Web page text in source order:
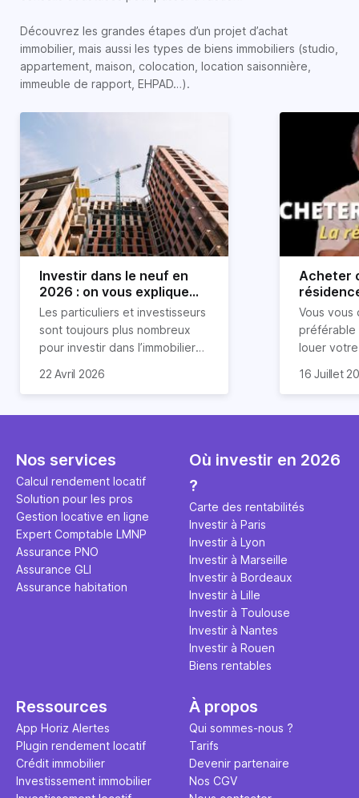
Découvrez les grandes étapes d’un projet d’achat
immobilier, mais aussi les types de biens immobiliers (studio,
appartement, maison, colocation, location saisonnière,
immeuble de rapport, EHPAD…).
Investir dans le neuf en
2026 : on vous explique
tout !
Les particuliers et investisseurs
sont toujours plus nombreux
pour investir dans l’immobilier
nombreux avantages à choisir
expliquons tout dans cet
22 Avril 2026
Acheter
règle
révélée
Vous vous
préférable
louer
expert en
règle
ce secret
l'argent
principale
études et
16 Juillet
Nos services
Calcul rendement locatif
Solution pour les pros
Gestion locative en ligne
Expert Comptable LMNP
Assurance PNO
Assurance GLI
Assurance habitation
Où investir en 2026
?
Carte des rentabilités
Investir à Paris
Investir à Lyon
Investir à Marseille
Investir à Bordeaux
Investir à Lille
Investir à Toulouse
Investir à Nantes
Investir à Rouen
Biens rentables
Ressources
App Horiz Alertes
Plugin rendement locatif
Crédit immobilier
Investissement immobilier
À propos
Qui sommes-nous ?
Tarifs
Devenir partenaire
Nos CGV